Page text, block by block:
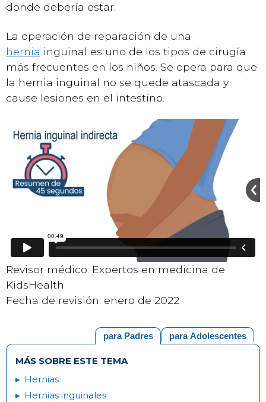
donde debería estar.
La operación de reparación de una
hernia inguinal es uno de los tipos de cirugía
más frecuentes en los niños. Se opera para que
la hernia inguinal no se quede atascada y
cause lesiones en el intestino.
Revisor médico: Expertos en medicina de
KidsHealth
Fecha de revisión: enero de 2022
para Adolescentes
para Padres
MÁS SOBRE ESTE TEMA
Hernias
Hernias inguinales